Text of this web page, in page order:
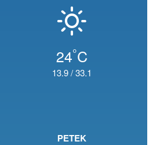
24°C
13.9/33.1
PETEK